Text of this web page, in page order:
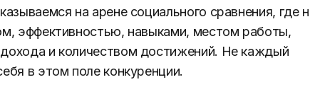
на арене социального сравнения, где
эффективностью, навыками, местом работы,
и количеством достижений. Не каждый
в этом поле конкуренции.